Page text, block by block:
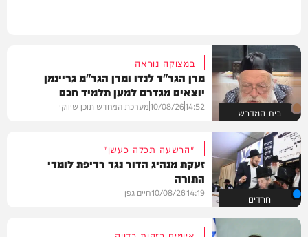
בית המדרש
במצוקה נוראה
מרן הגר"ד לנדו ומרן הגר"מ גריינמן
יוצאים מגדרם למען תלמיד חכם
14:52
10/08/26מערכת המחדש תוכן שיווקי
חרדים
"הרשעה תכלה כעשן"
זעקת מנהיג הדור נגד רדיפת לומדי
התורה
14:19
10/08/26חיים גפן